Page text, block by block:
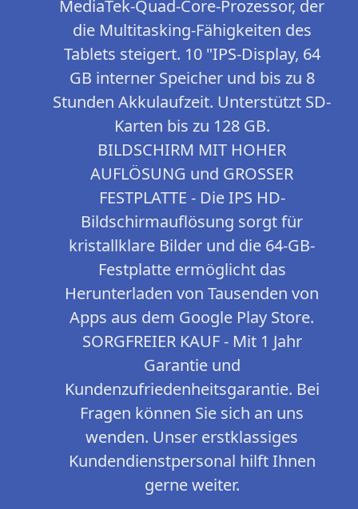
MediaTek-Quad-Core-Prozessor, der
die Multitasking-Fähigkeiten des
Tablets steigert. 10 "IPS-Display, 64
GB interner Speicher und bis zu 8
Stunden Akkulaufzeit. Unterstützt SD-
Karten bis zu 128 GB.
BILDSCHIRM MIT HOHER
AUFLÖSUNG und GROSSER
FESTPLATTE - Die IPS HD-
Bildschirmauflösung sorgt für
kristallklare Bilder und die 64-GB-
Festplatte ermöglicht das
Herunterladen von Tausenden von
Apps aus dem Google Play Store.
SORGFREIER KAUF - Mit 1 Jahr
Garantie und
Kundenzufriedenheitsgarantie. Bei
Fragen können Sie sich an uns
wenden. Unser erstklassiges
Kundendienstpersonal hilft Ihnen
gerne weiter.